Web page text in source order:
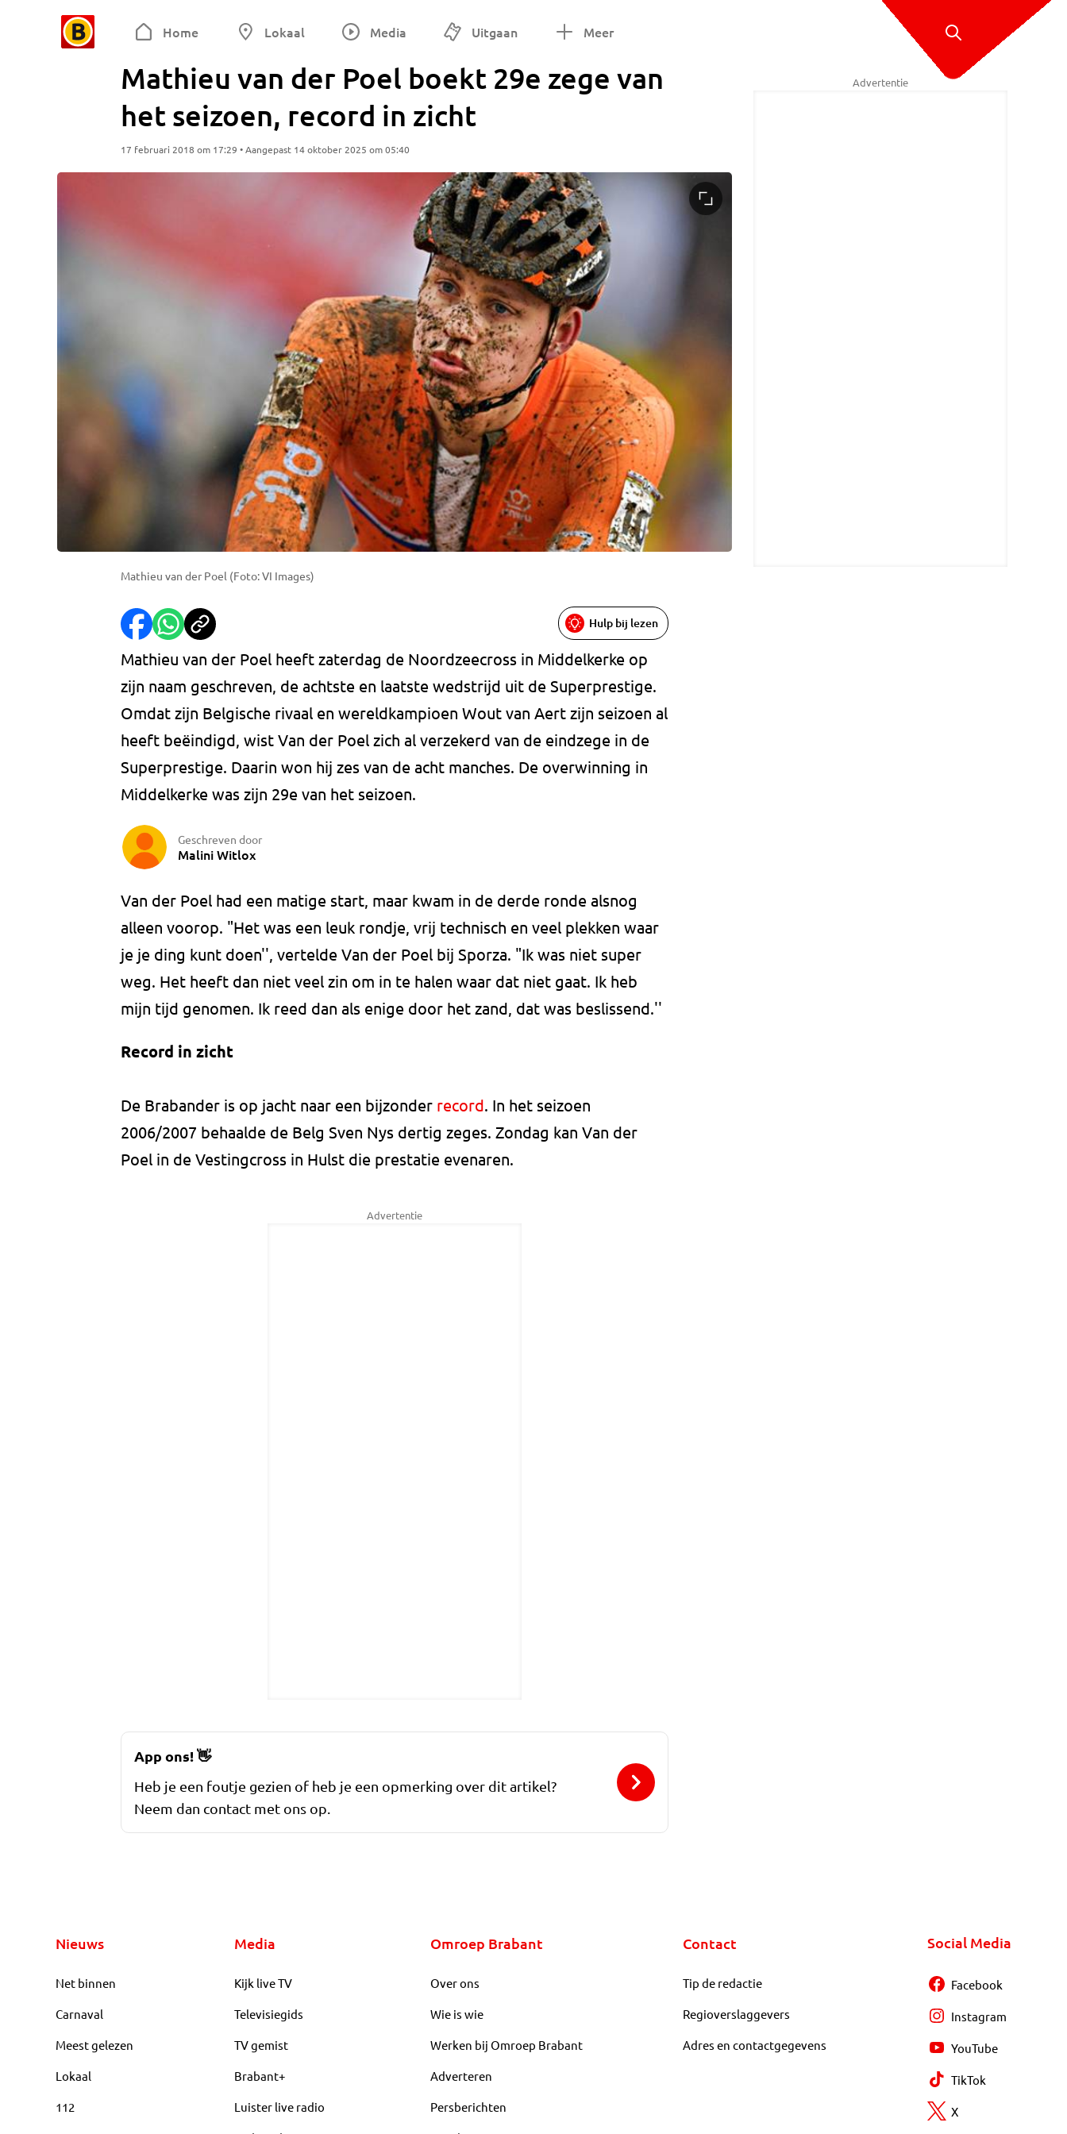
Home Lokaal Media Uitgaan Meer
Mathieu van der Poel boekt 29e zege van
het seizoen, record in zicht
17 februari 2018 om 17:29 • Aangepast 14 oktober 2025 om 05:40
Mathieu van der Poel (Foto: VI Images)
Hulp bij lezen
Mathieu van der Poel heeft zaterdag de Noordzeecross in Middelkerke op
zijn naam geschreven, de achtste en laatste wedstrijd uit de Superprestige.
Omdat zijn Belgische rivaal en wereldkampioen Wout van Aert zijn seizoen al
heeft beëindigd, wist Van der Poel zich al verzekerd van de eindzege in de
Superprestige. Daarin won hij zes van de acht manches. De overwinning in
Middelkerke was zijn 29e van het seizoen.
Geschreven door
Malini Witlox
Van der Poel had een matige start, maar kwam in de derde ronde alsnog
alleen voorop. "Het was een leuk rondje, vrij technisch en veel plekken waar
je je ding kunt doen'', vertelde Van der Poel bij Sporza. "Ik was niet super
weg. Het heeft dan niet veel zin om in te halen waar dat niet gaat. Ik heb
mijn tijd genomen. Ik reed dan als enige door het zand, dat was beslissend.''
Record in zicht
De Brabander is op jacht naar een bijzonder record. In het seizoen
2006/2007 behaalde de Belg Sven Nys dertig zeges. Zondag kan Van der
Poel in de Vestingcross in Hulst die prestatie evenaren.
Advertentie
Advertentie
App ons!👋
Heb je een foutje gezien of heb je een opmerking over dit artikel?
Neem dan contact met ons op.
Nieuws
Net binnen
Carnaval
Meest gelezen
Lokaal
112
Media
Kijk live TV
Televisiegids
TV gemist
Brabant+
Luister live radio
Omroep Brabant
Over ons
Wie is wie
Werken bij Omroep Brabant
Adverteren
Persberichten
Contact
Tip de redactie
Regioverslaggevers
Adres en contactgegevens
Social Media
Facebook
Instagram
YouTube
TikTok
X